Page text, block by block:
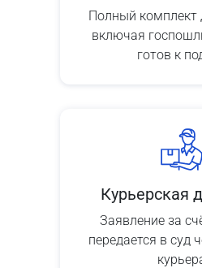
Полный комплект
включая
готов к
Курьерская
Заявление за
передается в суд